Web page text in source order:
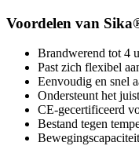
Voordelen van
Brandwerend tot 4
Past zich flexibel
Eenvoudig en snel
Ondersteunt het
CE-gecertificeerd
Bestand tegen